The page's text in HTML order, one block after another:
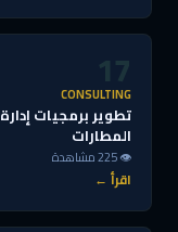
17
CONSULTING
تطوير برمجيات إدارة
المطارات
👁 225 مشاهدة
اقرأ ←